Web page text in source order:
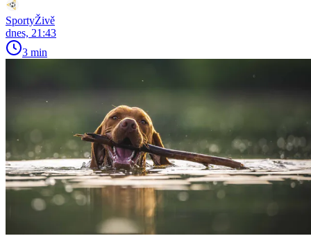
SportyŽivě
dnes, 21:43
3 min